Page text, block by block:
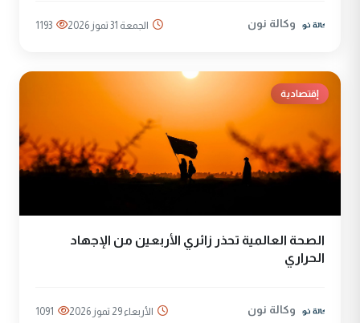
وكالة نون الجمعة 31 تموز 2026 1193
إقتصادية
الصحة العالمية تحذر زائري الأربعين من الإجهاد
الحراري
وكالة نون الأربعاء 29 تموز 2026 1091